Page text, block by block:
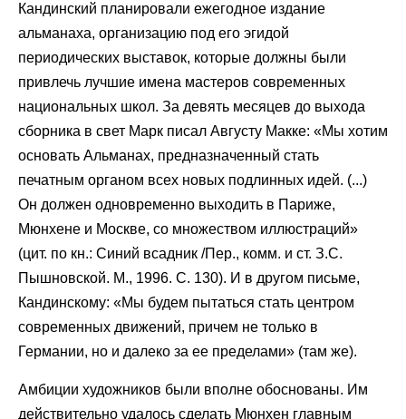
Кандинский планировали ежегодное издание
альманаха, организацию под его эгидой
периодических выставок, которые должны были
привлечь лучшие имена мастеров современных
национальных школ. За девять месяцев до выхода
сборника в свет Марк писал Августу Макке: «Мы хотим
основать Альманах, предназначенный стать
печатным органом всех новых подлинных идей. (...)
Он должен одновременно выходить в Париже,
Мюнхене и Москве, со множеством иллюстраций»
(цит. по кн.: Синий всадник /Пер., комм. и ст. З.С.
Пышновской. М., 1996. С. 130). И в другом письме,
Кандинскому: «Мы будем пытаться стать центром
современных движений, причем не только в
Германии, но и далеко за ее пределами» (там же).
Амбиции художников были вполне обоснованы. Им
действительно удалось сделать Мюнхен главным